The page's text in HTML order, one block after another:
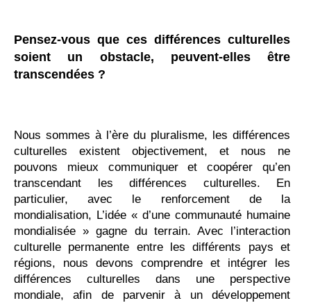
Pensez-vous que ces différences culturelles
soient un obstacle, peuvent-elles être
transcendées ?
Nous sommes à l’ère du pluralisme, les différences
culturelles existent objectivement, et nous ne
pouvons mieux communiquer et coopérer qu’en
transcendant les différences culturelles. En
particulier, avec le renforcement de la
mondialisation, L’idée « d’une communauté humaine
mondialisée » gagne du terrain. Avec l’interaction
culturelle permanente entre les différents pays et
régions, nous devons comprendre et intégrer les
différences culturelles dans une perspective
mondiale, afin de parvenir à un développement